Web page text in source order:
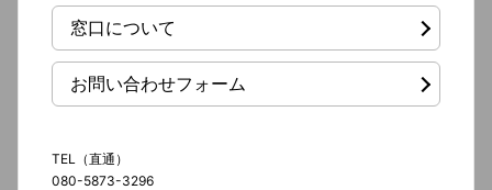
窓口について
お問い合わせフォーム
TEL（直通）
080-5873-3296